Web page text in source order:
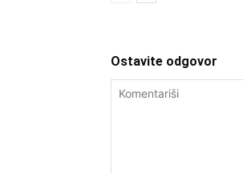
Ostavite odgovor